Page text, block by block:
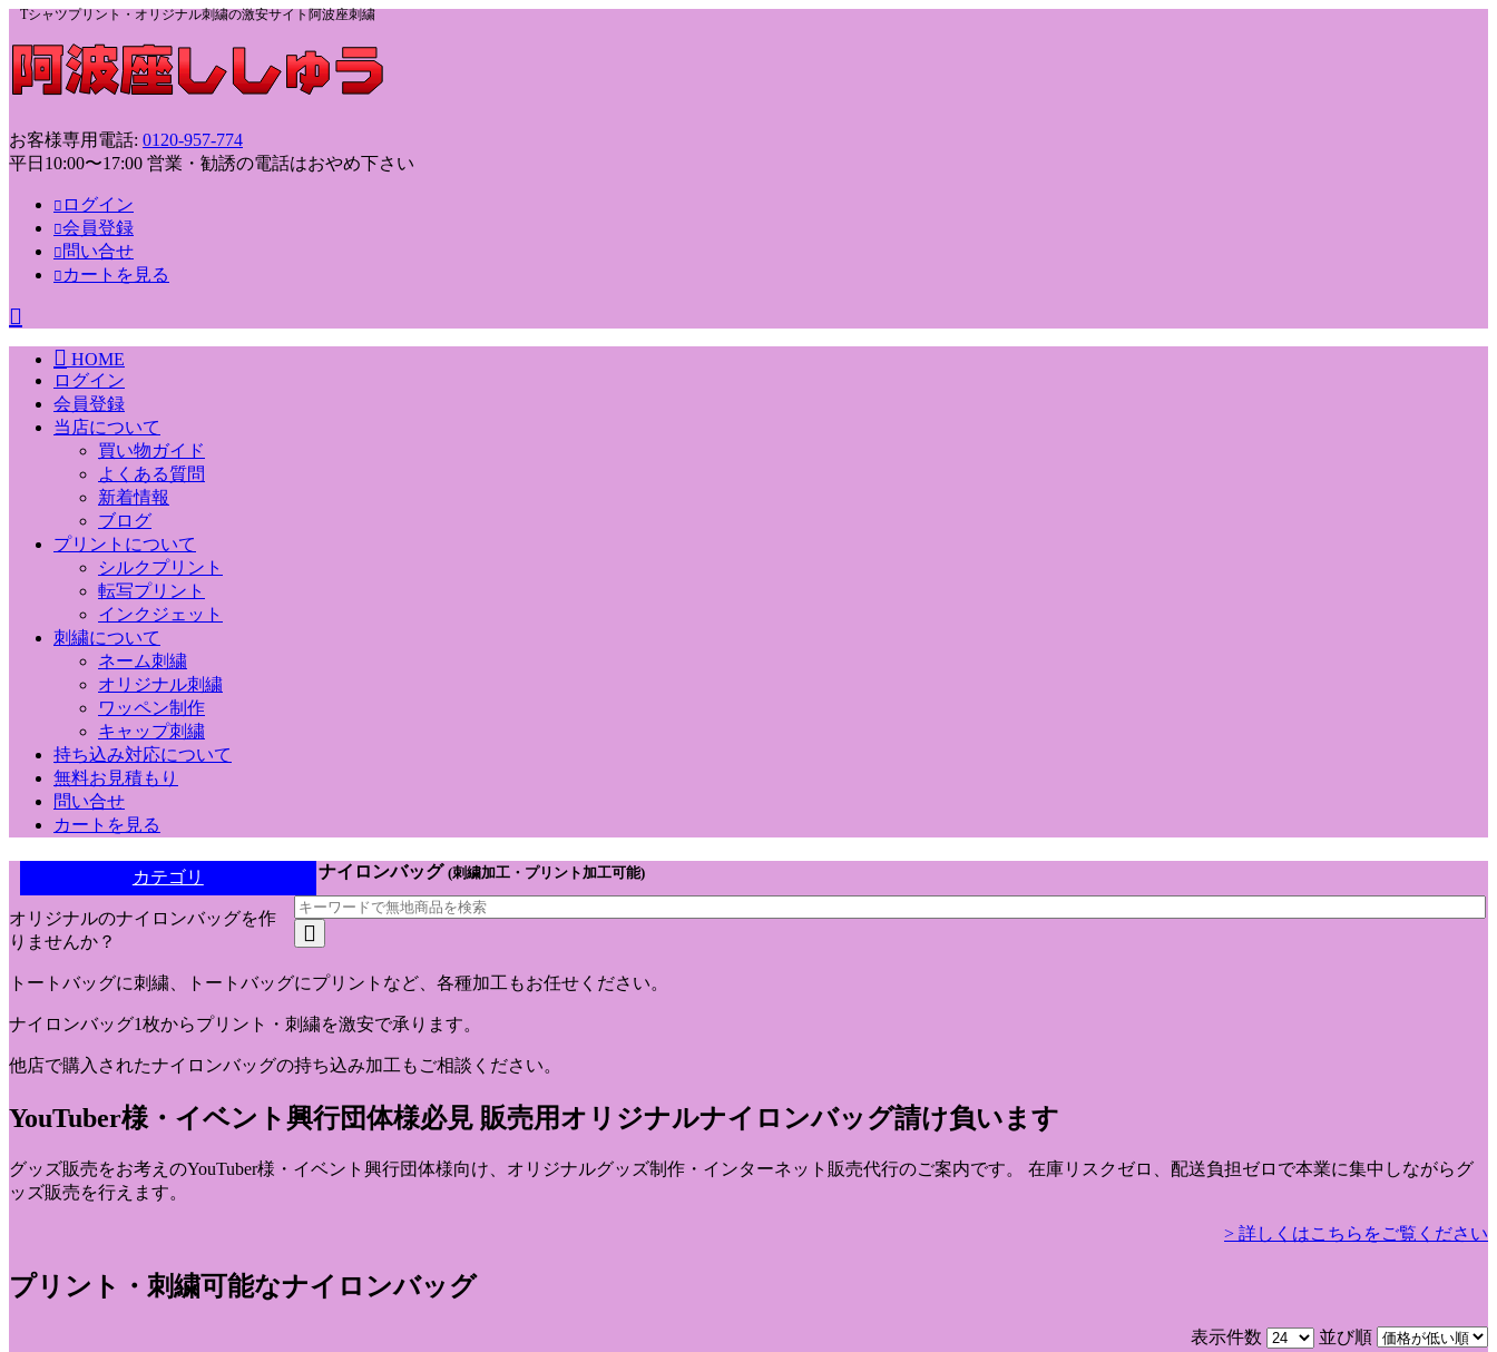
Tシャツプリント・オリジナル刺繍の激安サイト阿波座刺繍
お客様専用電話: 0120-957-774
平日10:00〜17:00 営業・勧誘の電話はおやめ下さい
ログイン
会員登録
問い合せ
カートを見る
HOME
ログイン
会員登録
当店について
買い物ガイド
よくある質問
新着情報
ブログ
プリントについて
シルクプリント
転写プリント
インクジェット
刺繍について
ネーム刺繍
オリジナル刺繍
ワッペン制作
キャップ刺繍
持ち込み対応について
無料お見積もり
問い合せ
カートを見る
カテゴリ ナイロンバッグ (刺繍加工・プリント加工可能)
オリジナルのナイロンバッグを作
りませんか？
トートバッグに刺繍、トートバッグにプリントなど、各種加工もお任せください。
ナイロンバッグ1枚からプリント・刺繍を激安で承ります。
他店で購入されたナイロンバッグの持ち込み加工もご相談ください。
YouTuber様・イベント興行団体様必見 販売用オリジナルナイロンバッグ請け負います
グッズ販売をお考えのYouTuber様・イベント興行団体様向け、オリジナルグッズ制作・インターネット販売代行のご案内です。 在庫リスクゼロ、配送負担ゼロで本業に集中しながらグ
ッズ販売を行えます。
> 詳しくはこちらをご覧ください
プリント・刺繍可能なナイロンバッグ
表示件数 並び順